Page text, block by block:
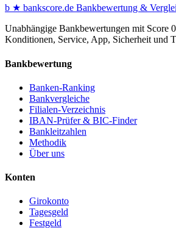
b ★ bankscore.de Bankbewertung &
Unabhängige Bankbewertungen mit Score
Konditionen, Service, App, Sicherheit und
Bankbewertung
Banken-Ranking
Bankvergleiche
Filialen-Verzeichnis
IBAN-Prüfer & BIC-Finder
Bankleitzahlen
Methodik
Über uns
Konten
Girokonto
Tagesgeld
Festgeld